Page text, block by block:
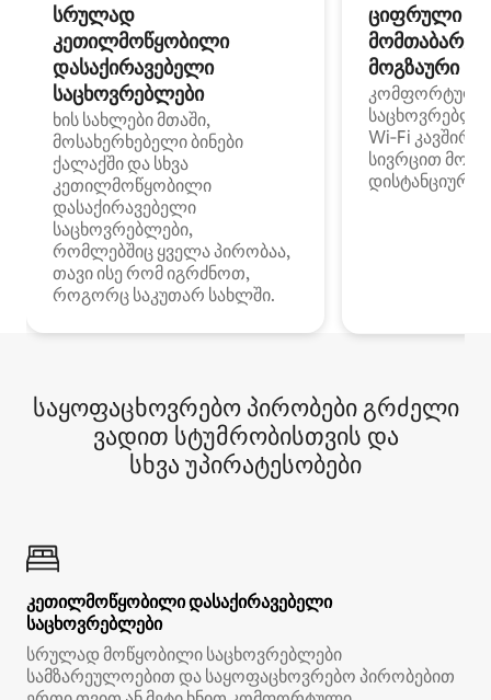
სრულად
კეთილმოწყობილი
დასაქირავებელი
საცხოვრებლები
ხის სახლები მთაში,
მოსახერხებელი ბინები
ქალაქში და სხვა
კეთილმოწყობილი
დასაქირავებელი
საცხოვრებლები,
რომლებშიც ყველა პირობაა,
თავი ისე რომ იგრძნოთ,
როგორც საკუთარ სახლში.
ციფრული
მოგზაური
კომფორტული
Wi‑Fi
სივრცით
დისტანციური
საყოფაცხოვრებო პირობები გრძელი
ვადით სტუმრობისთვის და
სხვა უპირატესობები
კეთილმოწყობილი დასაქირავებელი
საცხოვრებლები
სრულად მოწყობილი საცხოვრებლები
სამზარეულოებით და საყოფაცხოვრებო პირობებით